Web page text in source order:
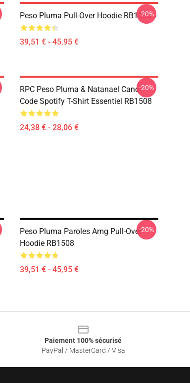
Peso Pluma Pull-Over Hoodie RB1508
39,51 € - 45,95 €
-20%
RPC Peso Pluma & Natanael Cano
Code Spotify T-Shirt Essentiel RB1508
24,38 € - 28,06 €
-20%
Peso Pluma Paroles Amg Pull-Over
Hoodie RB1508
39,51 € - 45,95 €
-20%
Paiement 100% sécurisé
PayPal / MasterCard / Visa